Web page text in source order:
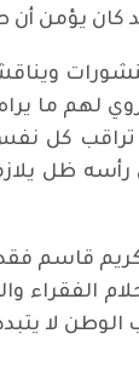
كان يؤمن
لهم ما
كل
أثرا في
قاسم فقد
الفقراء
لا